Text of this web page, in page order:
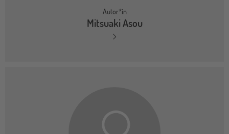
Autor*in
Mitsuaki Asou